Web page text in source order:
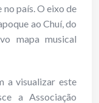
país. O eixo de
ao Chuí, do
mapa musical
a visualizar este
a Associação